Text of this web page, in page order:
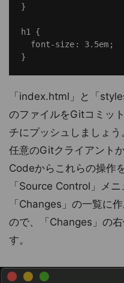
}
h1 {
  font-size: 3.5em;
「index.html」と「
のファイルをGitコミッ
チにプッシュしましょ
任意のGitクライアント
Codeからこれらの操作
「Source Control」メニ
「Changes」の一覧に
ので、「Changes」の
す。